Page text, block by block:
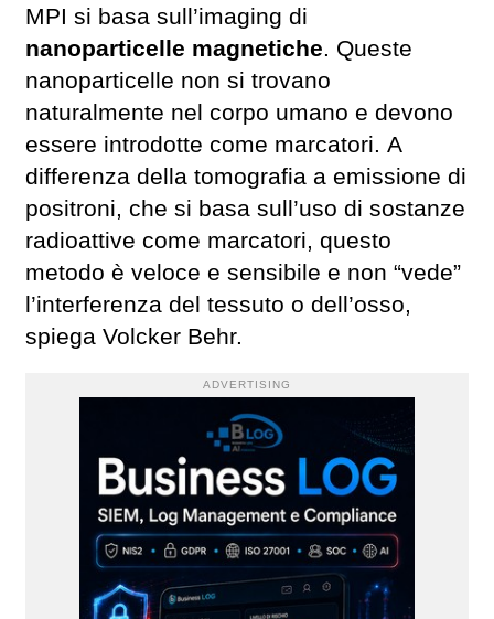
MPI si basa sull’imaging di
nanoparticelle magnetiche. Queste
nanoparticelle non si trovano
naturalmente nel corpo umano e devono
essere introdotte come marcatori. A
differenza della tomografia a emissione di
positroni, che si basa sull’uso di sostanze
radioattive come marcatori, questo
metodo è veloce e sensibile e non “vede”
l’interferenza del tessuto o dell’osso,
spiega Volcker Behr.
ADVERTISING